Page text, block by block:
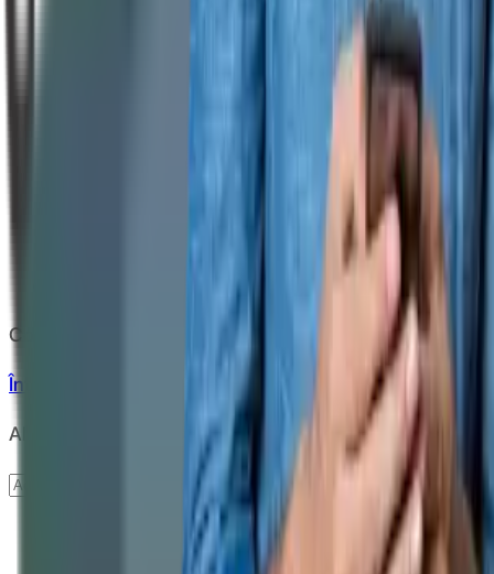
Copyright
Întrebări frecvente
Abonare newsletter